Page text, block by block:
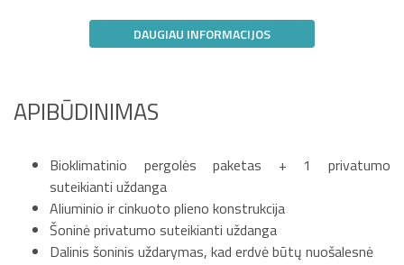
DAUGIAU INFORMACIJOS
APIBŪDINIMAS
Bioklimatinio pergolės paketas + 1 privatumo
suteikianti uždanga
Aliuminio ir cinkuoto plieno konstrukcija
Šoninė privatumo suteikianti uždanga
Dalinis šoninis uždarymas, kad erdvė būtų nuošalesnė